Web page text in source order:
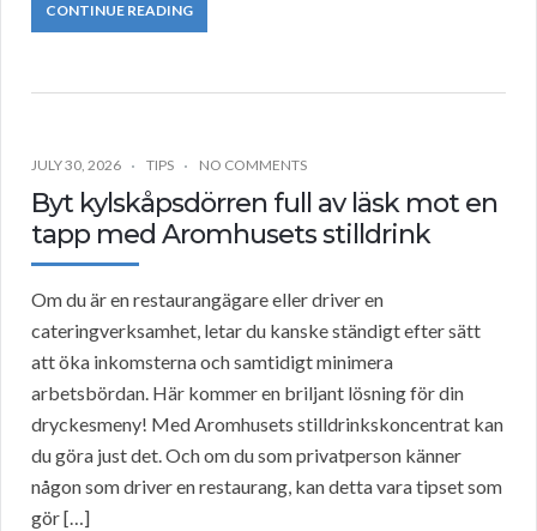
CONTINUE READING
JULY 30, 2026 TIPS NO COMMENTS
Byt kylskåpsdörren full av läsk mot en
tapp med Aromhusets stilldrink
Om du är en restaurangägare eller driver en
cateringverksamhet, letar du kanske ständigt efter sätt
att öka inkomsterna och samtidigt minimera
arbetsbördan. Här kommer en briljant lösning för din
dryckesmeny! Med Aromhusets stilldrinkskoncentrat kan
du göra just det. Och om du som privatperson känner
någon som driver en restaurang, kan detta vara tipset som
gör […]